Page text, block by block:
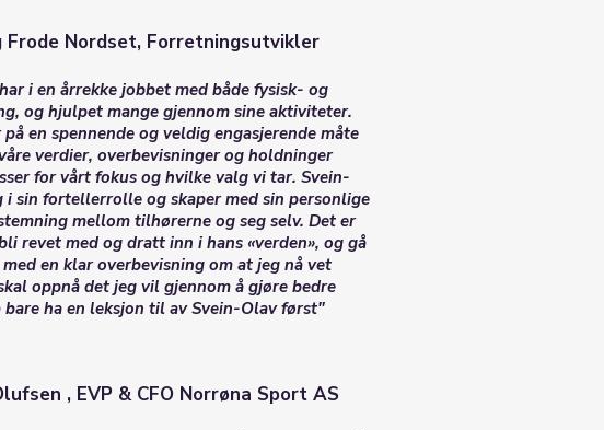
Frode Nordset, Forretningsutvikler
i en årrekke jobbet med både fysisk- og
og hjulpet mange gjennom sine aktiviteter.
en spennende og veldig engasjerende måte
verdier, overbevisninger og holdninger
for vårt fokus og hvilke valg vi tar. Svein-
i sin fortellerrolle og skaper med sin personlige
mellom tilhørerne og seg selv. Det er
revet med og dratt inn i hans «verden», og gå
en klar overbevisning om at jeg nå vet
oppnå det jeg vil gjennom å gjøre bedre
ha en leksjon til av Svein-Olav først"
, EVP & CFO Norrøna Sport AS